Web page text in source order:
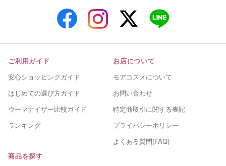
ご利用ガイド
安心ショッピングガイド
はじめての選び方ガイド
ウーマナイザー比較ガイド
ランキング
お店について
モアコスメについて
お問い合わせ
特定商取引に関する表記
プライバシーポリシー
よくある質問(FAQ)
商品を探す